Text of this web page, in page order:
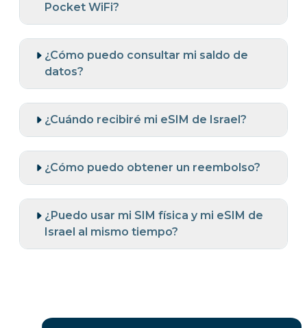
Pocket WiFi?
¿Cómo puedo consultar mi saldo de
datos?
¿Cuándo recibiré mi eSIM de Israel?
¿Cómo puedo obtener un reembolso?
¿Puedo usar mi SIM física y mi eSIM de
Israel al mismo tiempo?